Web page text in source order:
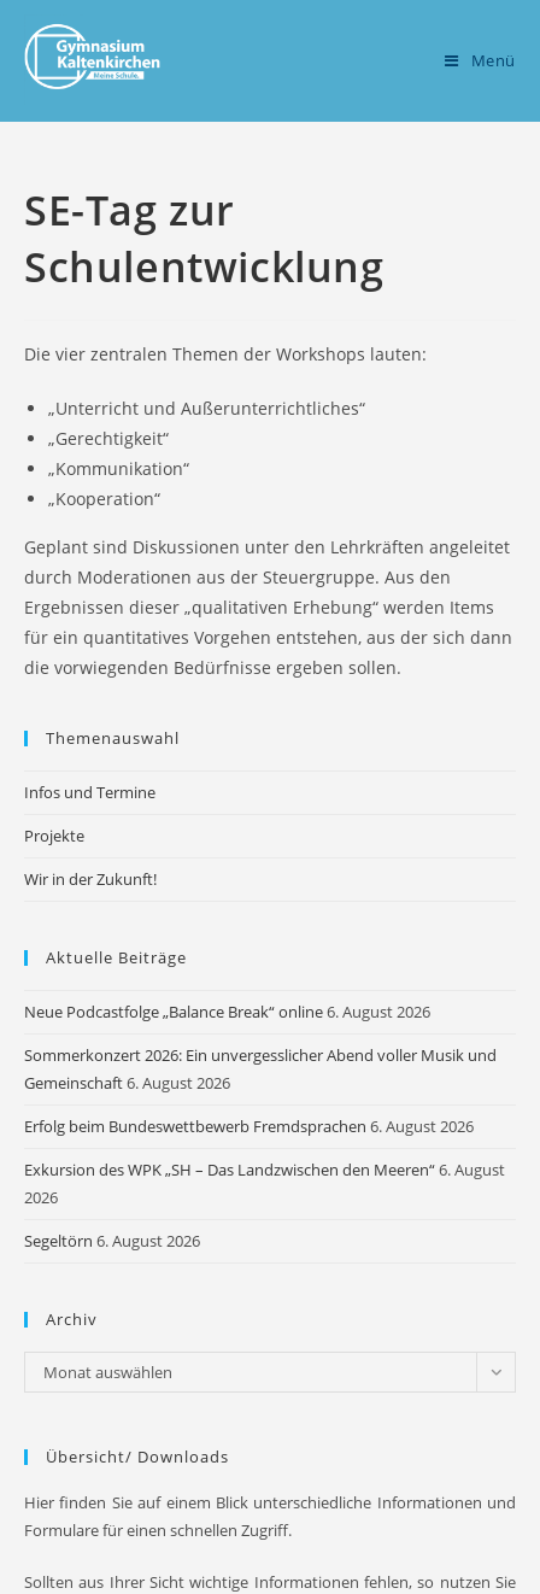
Inhalt
springen
Menü
SE-Tag zur
Schulentwicklung
Die vier zentralen Themen der Workshops lauten:
„Unterricht und Außerunterrichtliches“
„Gerechtigkeit“
„Kommunikation“
„Kooperation“
Geplant sind Diskussionen unter den Lehrkräften angeleitet
durch Moderationen aus der Steuergruppe. Aus den
Ergebnissen dieser „qualitativen Erhebung“ werden Items
für ein quantitatives Vorgehen entstehen, aus der sich dann
die vorwiegenden Bedürfnisse ergeben sollen.
Themenauswahl
Infos und Termine
Projekte
Wir in der Zukunft!
Aktuelle Beiträge
Neue Podcastfolge „Balance Break“ online6. August 2026
Sommerkonzert 2026: Ein unvergesslicher Abend voller Musik und
Gemeinschaft6. August 2026
Erfolg beim Bundeswettbewerb Fremdsprachen 6. August 2026
Exkursion des WPK „SH – Das Landzwischen den Meeren“6. August
2026
Segeltörn 6. August 2026
Archiv
Archiv
Monat auswählen
Übersicht/ Downloads
Hier finden Sie auf einem Blick unterschiedliche Informationen und
Formulare für einen schnellen Zugriff.
Sollten aus Ihrer Sicht wichtige Informationen fehlen, so nutzen Sie